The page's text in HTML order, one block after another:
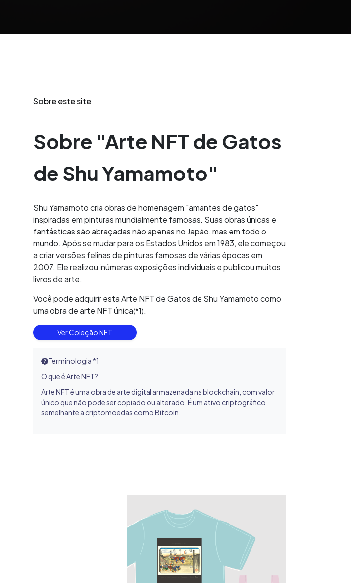
Sobre este site
Sobre "Arte NFT de Gatos
de Shu Yamamoto"
Shu Yamamoto cria obras de homenagem "amantes de gatos"
inspiradas em pinturas mundialmente famosas. Suas obras únicas e
fantásticas são abraçadas não apenas no Japão, mas em todo o
mundo. Após se mudar para os Estados Unidos em 1983, ele começou
a criar versões felinas de pinturas famosas de várias épocas em
2007. Ele realizou inúmeras exposições individuais e publicou muitos
livros de arte.
Você pode adquirir esta Arte NFT de Gatos de Shu Yamamoto como
uma obra de arte NFT única(*1).
Ver Coleção NFT
Terminologia *1
O que é Arte NFT?
Arte NFT é uma obra de arte digital armazenada na blockchain, com valor
único que não pode ser copiado ou alterado. É um ativo criptográfico
semelhante a criptomoedas como Bitcoin.